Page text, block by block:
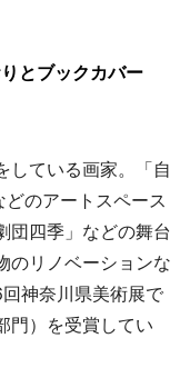
とブックカバー
ている画家。「自
のアートスペース
団四季」などの舞台
のリノベーションな
神奈川県美術展で
門）を受賞してい